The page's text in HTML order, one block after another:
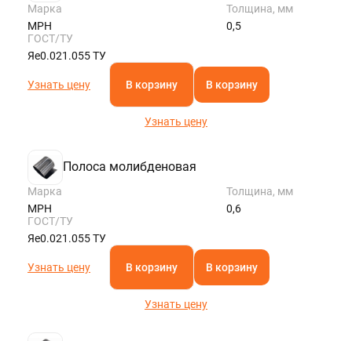
Марка
МРН
Толщина, мм
0,5
ГОСТ/ТУ
Яе0.021.055 ТУ
Узнать цену В корзину В корзину
Узнать цену
Полоса молибденовая
Марка
МРН
Толщина, мм
0,6
ГОСТ/ТУ
Яе0.021.055 ТУ
Узнать цену В корзину В корзину
Узнать цену